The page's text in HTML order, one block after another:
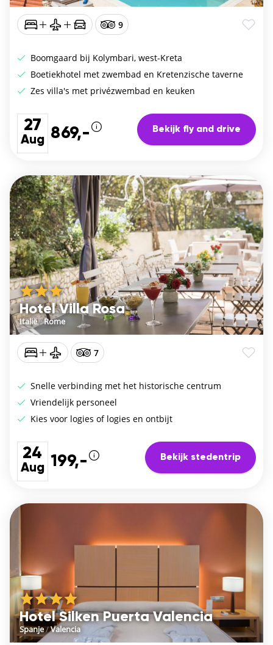
9
Boomgaard bij Kolymbari, west-Kreta
Boetiekhotel met zwembad en Kretenzische taverne
Zes villa's met privézwembad en keuken
27
Aug 869,- Bekijk fly and drive
Hotel Villa Rosa
Italië/Rome
7
Snelle verbinding met het historische centrum
Vriendelijk personeel
Kies voor logies of logies en ontbijt
24
Aug 199,- Bekijk stedentrip
Hotel Silken Puerta Valencia
Spanje/Valencia